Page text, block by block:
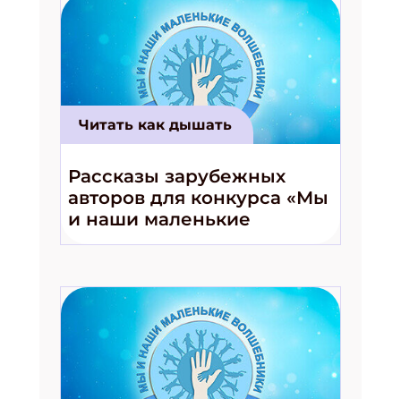
Читать как дышать
Рассказы зарубежных
авторов для конкурса «Мы
и наши маленькие
волшебники!»